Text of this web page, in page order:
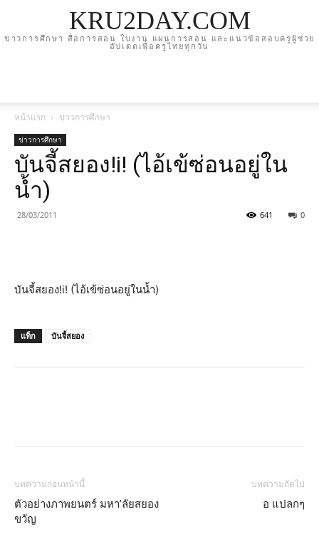
KRU2DAY.COM
ข่าวการศึกษา สื่อการสอน ใบงาน แผนการสอน และแนวข้อสอบครูผู้ช่วย
อัปเดตเพื่อครูไทยทุกวัน
หน้าแรก ข่าวการศึกษา
ข่าวการศึกษา
บันจี้สยอง!i! (ไอ้เข้ซ่อนอยู่ใน
น้ำ)
28/03/2011 0
641
บันจี้สยอง!i! (ไอ้เข้ซ่อนอยู่ในน้ำ)
แท็ก บันจี้สยอง
บทความก่อนหน้านี้
ตัวอย่างภาพยนตร์ มหา’ลัยสยอง
ขวัญ
บทความถัดไป
อ แปลกๆ